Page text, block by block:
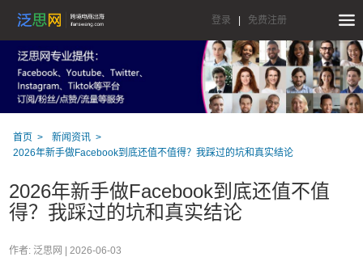
登录 免费注册
首页
新闻资讯
2026年新手做Facebook到底还值不值得？我踩过的坑和真实结论
2026年新手做Facebook到底还值不值
得？我踩过的坑和真实结论
作者: 泛思网 | 2026-06-03